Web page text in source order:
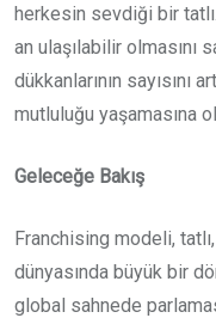
herkesin sevdiği bir
an ulaşılabilir olmasını
dükkanlarının sayısını
mutluluğu yaşamasına
Geleceğe Bakış
Franchising modeli,
dünyasında büyük bir
global sahnede